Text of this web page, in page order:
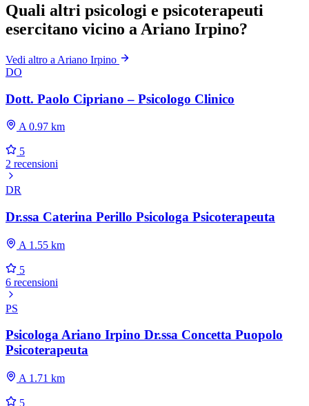
Quali altri psicologi e psicoterapeuti
esercitano vicino a Ariano Irpino?
Vedi altro a Ariano Irpino
DO
Dott. Paolo Cipriano – Psicologo Clinico
A 0.97 km
5
2 recensioni
DR
Dr.ssa Caterina Perillo Psicologa Psicoterapeuta
A 1.55 km
5
6 recensioni
PS
Psicologa Ariano Irpino Dr.ssa Concetta Puopolo
Psicoterapeuta
A 1.71 km
5